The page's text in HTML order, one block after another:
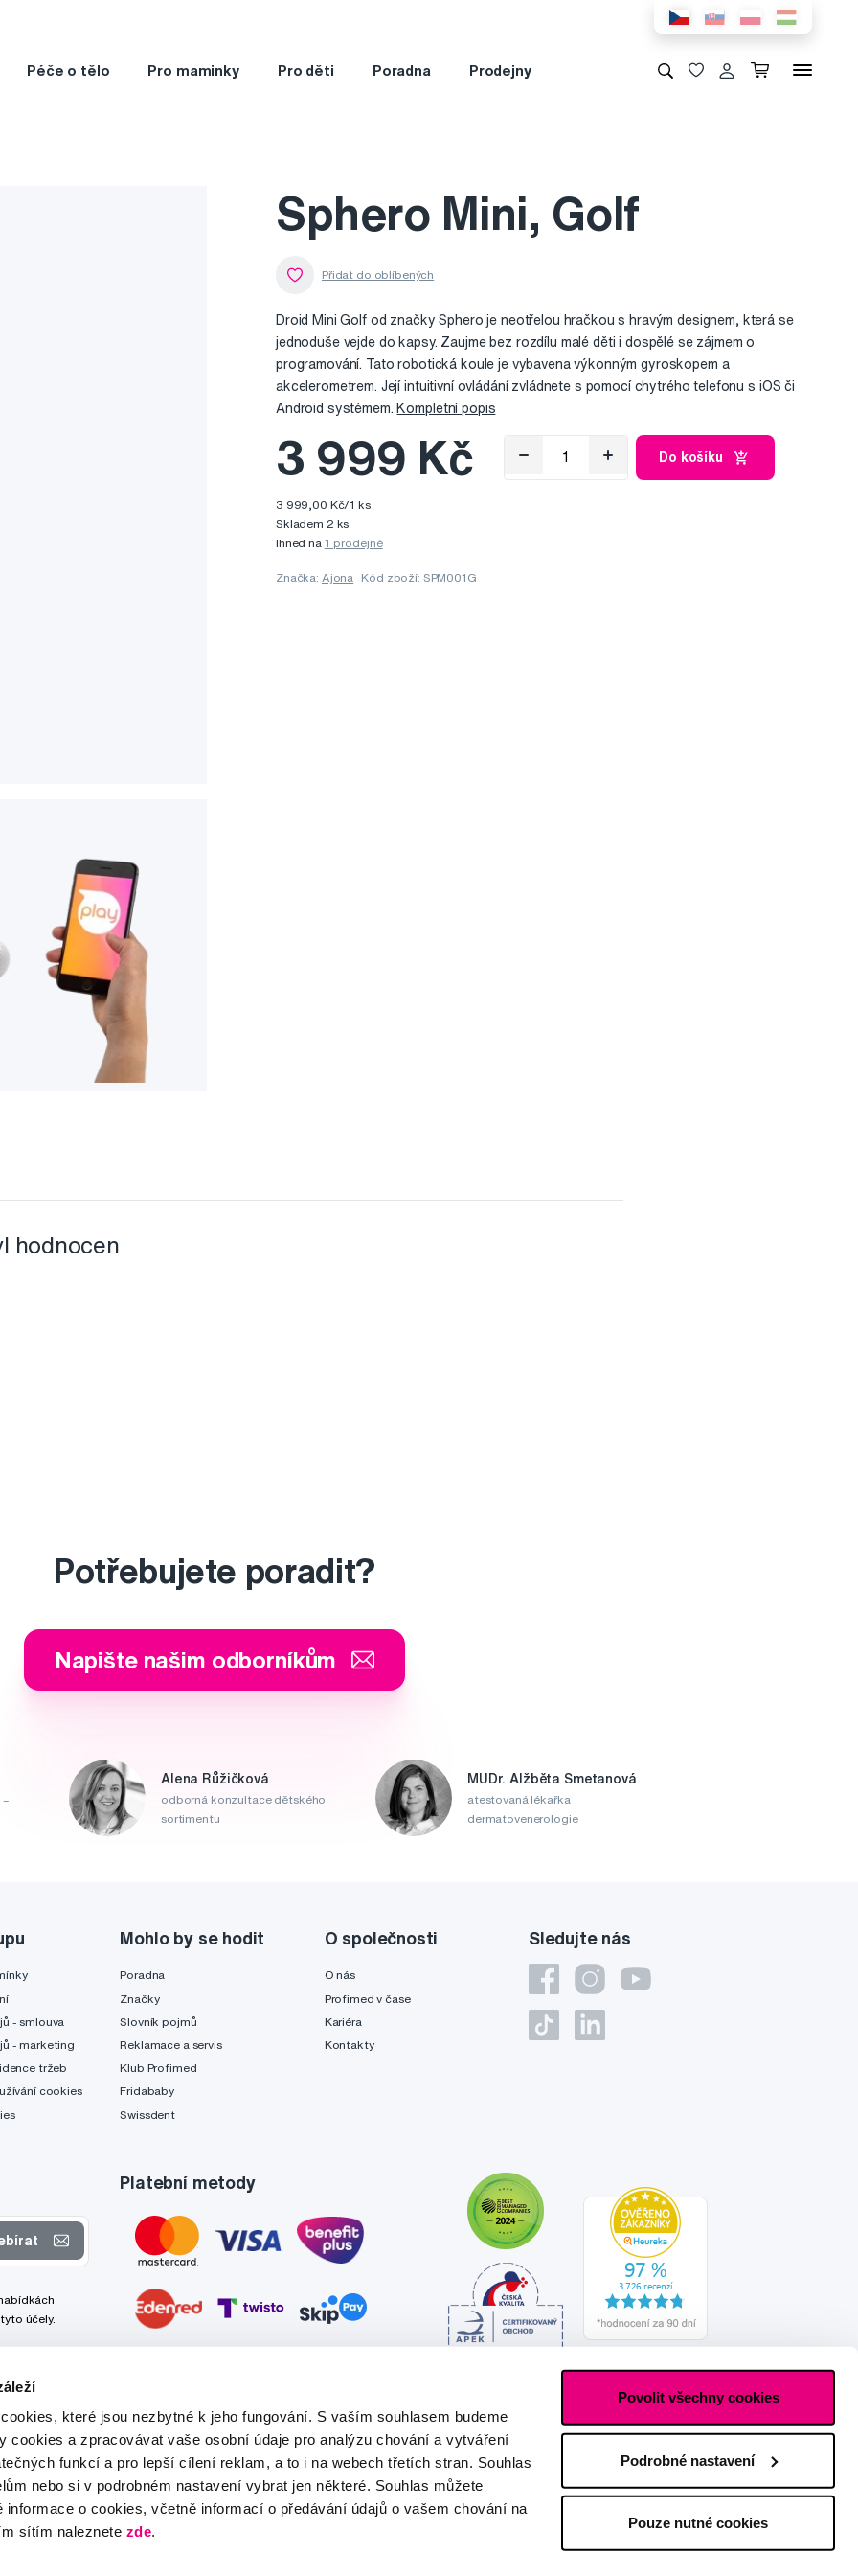
které jsou nezbytné k jeho fungování. S vaším souhlasem budeme
cookies a zpracovávat vaše osobní údaje pro analýzu chování a vytváření
funkcí a pro lepší cílení reklam, a to i na webech třetích stran. Souhlas
nebo si v podrobném nastavení vybrat jen některé. Souhlas můžete
informace o cookies, včetně informací o předávání údajů o vašem chování na
sítím naleznete zde.
Povolit všechny cookies
Podrobné nastavení
Pouze nutné cookies
Péče o tělo Pro maminky Pro děti Poradna Prodejny
Sphero Mini, Golf
Droid Mini Golf od značky Sphero je neotřelou hračkou s hravým designem, která se
jednoduše vejde do kapsy. Zaujme bez rozdílu malé děti i dospělé se zájmem o
programování. Tato robotická koule je vybavena výkonným gyroskopem a
akcelerometrem. Její intuitivní ovládání zvládnete s pomocí chytrého telefonu s iOS či
Android systémem. Kompletní popis
3 999 Kč Do košíku
3 999,00 Kč/1 ks
Skladem 2 ks
Ihned na 1 prodejně
Značka: Ajona Kód zboží: SPM001G
hodnocen
Potřebujete poradit?
Napište našim odborníkům
Alena Růžičková
odborná konzultace dětského
sortimentu
MUDr. Alžběta Smetanová
atestovaná lékařka
dermatovenerologie
Sledujte nás
- smlouva
- marketing
tržeb
cookies
Mohlo by se hodit
Poradna
Značky
Slovník pojmů
Reklamace a servis
Klub Profimed
Fridababy
Swissdent
O společnosti
O nás
Profimed v čase
Kariéra
Kontakty
účely.
Platební metody
Tato stránka je chráněna službou reCAPTCHA a platí zde